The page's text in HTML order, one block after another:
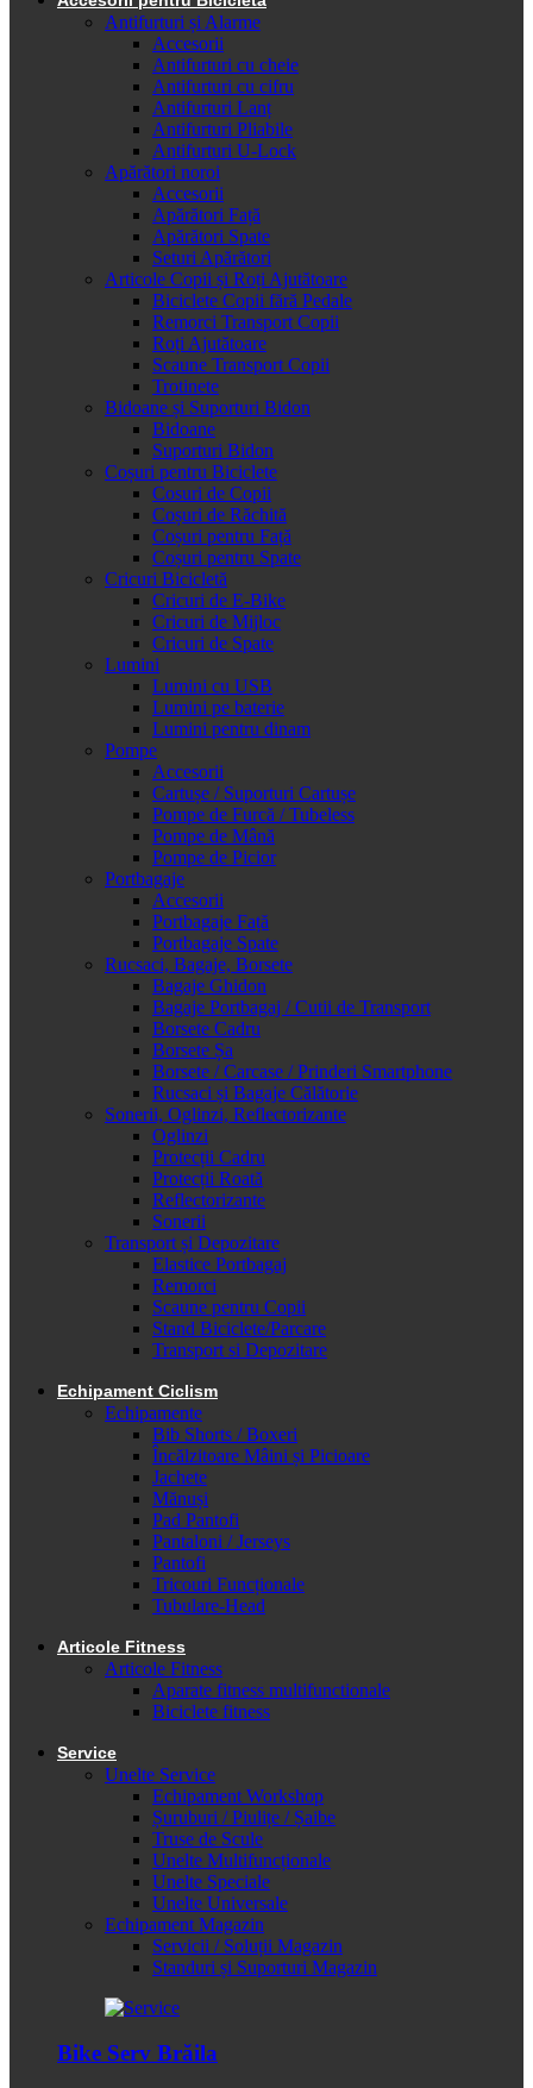
Antifurturi și Alarme
Accesorii
Antifurturi cu cheie
Antifurturi cu cifru
Antifurturi Lanț
Antifurturi Pliabile
Antifurturi U-Lock
Apărători noroi
Accesorii
Apărători Față
Apărători Spate
Seturi Apărători
Articole Copii și Roți Ajutătoare
Biciclete Copii fără Pedale
Remorci Transport Copii
Roți Ajutătoare
Scaune Transport Copii
Trotinete
Bidoane și Suporturi Bidon
Bidoane
Suporturi Bidon
Coșuri pentru Biciclete
Cosuri de Copii
Coșuri de Răchită
Coșuri pentru Față
Coșuri pentru Spate
Cricuri Bicicletă
Cricuri de E-Bike
Cricuri de Mijloc
Cricuri de Spate
Lumini
Lumini cu USB
Lumini pe baterie
Lumini pentru dinam
Pompe
Accesorii
Cartușe / Suporturi Cartușe
Pompe de Furcă / Tubeless
Pompe de Mână
Pompe de Picior
Portbagaje
Accesorii
Portbagaje Față
Portbagaje Spate
Rucsaci, Bagaje, Borsete
Bagaje Ghidon
Bagaje Portbagaj / Cutii de Transport
Borsete Cadru
Borsete Șa
Borsete / Carcase / Prinderi Smartphone
Rucsaci și Bagaje Călătorie
Sonerii, Oglinzi, Reflectorizante
Oglinzi
Protecții Cadru
Protecții Roată
Reflectorizante
Sonerii
Transport și Depozitare
Elastice Portbagaj
Remorci
Scaune pentru Copii
Stand Biciclete/Parcare
Transport si Depozitare
Echipament Ciclism
Echipamente
Bib Shorts / Boxeri
Încălzitoare Mâini și Picioare
Jachete
Mănuși
Pad Pantofi
Pantaloni / Jerseys
Pantofi
Tricouri Funcționale
Tubulare-Head
Articole Fitness
Articole Fitness
Aparate fitness multifunctionale
Biciclete fitness
Service
Unelte Service
Echipament Workshop
Șuruburi / Piulițe / Șaibe
Truse de Scule
Unelte Multifuncționale
Unelte Speciale
Unelte Universale
Echipament Magazin
Servicii / Soluții Magazin
Standuri și Suporturi Magazin
Bike Serv Brăila